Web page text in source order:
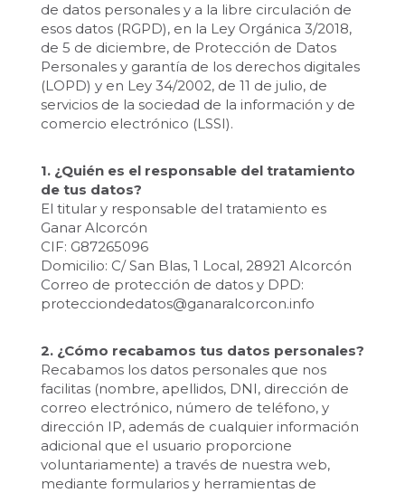
de datos personales y a la libre circulación de
esos datos (RGPD), en la Ley Orgánica 3/2018,
de 5 de diciembre, de Protección de Datos
Personales y garantía de los derechos digitales
(LOPD) y en Ley 34/2002, de 11 de julio, de
servicios de la sociedad de la información y de
comercio electrónico (LSSI).
1. ¿Quién es el responsable del tratamiento
de tus datos?
El titular y responsable del tratamiento es
Ganar Alcorcón
CIF: G87265096
Domicilio: C/ San Blas, 1 Local, 28921 Alcorcón
Correo de protección de datos y DPD:
protecciondedatos@ganaralcorcon.info
2. ¿Cómo recabamos tus datos personales?
Recabamos los datos personales que nos
facilitas (nombre, apellidos, DNI, dirección de
correo electrónico, número de teléfono, y
dirección IP, además de cualquier información
adicional que el usuario proporcione
voluntariamente) a través de nuestra web,
mediante formularios y herramientas de